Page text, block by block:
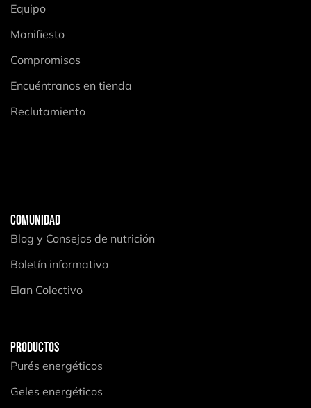
Equipo
Manifiesto
Compromisos
Encuéntranos en tienda
Reclutamiento
COMUNIDAD
Blog y Consejos de nutrición
Boletín informativo
Elan Colectivo
PRODUCTOS
Purés energéticos
Geles energéticos